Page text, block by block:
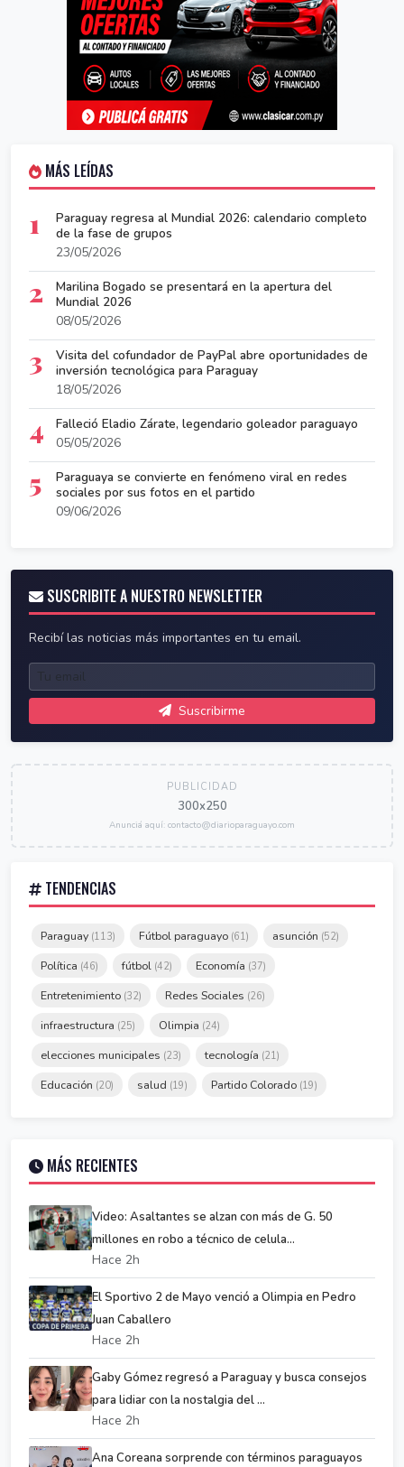
MÁS LEÍDAS
1
Paraguay regresa al Mundial 2026: calendario completo
de la fase de grupos
23/05/2026
2
Marilina Bogado se presentará en la apertura del
Mundial 2026
08/05/2026
3
Visita del cofundador de PayPal abre oportunidades de
inversión tecnológica para Paraguay
18/05/2026
4
Falleció Eladio Zárate, legendario goleador paraguayo
05/05/2026
5
Paraguaya se convierte en fenómeno viral en redes
sociales por sus fotos en el partido
09/06/2026
SUSCRIBITE A NUESTRO NEWSLETTER
Recibí las noticias más importantes en tu email.
Suscribirme
PUBLICIDAD
300x250
Anunciá aquí: contacto@diarioparaguayo.com
TENDENCIAS
Paraguay (113) Fútbol paraguayo (61) asunción (52)
Política (46) fútbol (42) Economía (37)
Entretenimiento (32) Redes Sociales (26)
infraestructura (25) Olimpia (24)
elecciones municipales (23) tecnología (21)
Educación (20) salud (19) Partido Colorado (19)
MÁS RECIENTES
Video: Asaltantes se alzan con más de G. 50
millones en robo a técnico de celula...
Hace 2h
El Sportivo 2 de Mayo venció a Olimpia en Pedro
Juan Caballero
Hace 2h
Gaby Gómez regresó a Paraguay y busca consejos
para lidiar con la nostalgia del ...
Hace 2h
Ana Coreana sorprende con términos paraguayos